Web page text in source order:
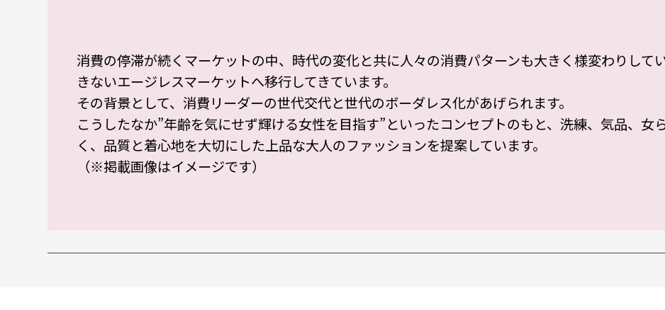
消費の停滞が続くマーケットの中、時代の変化と共に人々の消費パターンも大きく様変わりして
きないエージレスマーケットへ移行してきています。
その背景として、消費リーダーの世代交代と世代のボーダレス化があげられます。
こうしたなか”年齢を気にせず輝ける女性を目指す”といったコンセプトのもと、洗練、気品、女
く、品質と着心地を大切にした上品な大人のファッションを提案しています。
（※掲載画像はイメージです）